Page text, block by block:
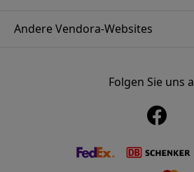
Andere Vendora-Websites
www.myfirst.se
Folgen Sie uns